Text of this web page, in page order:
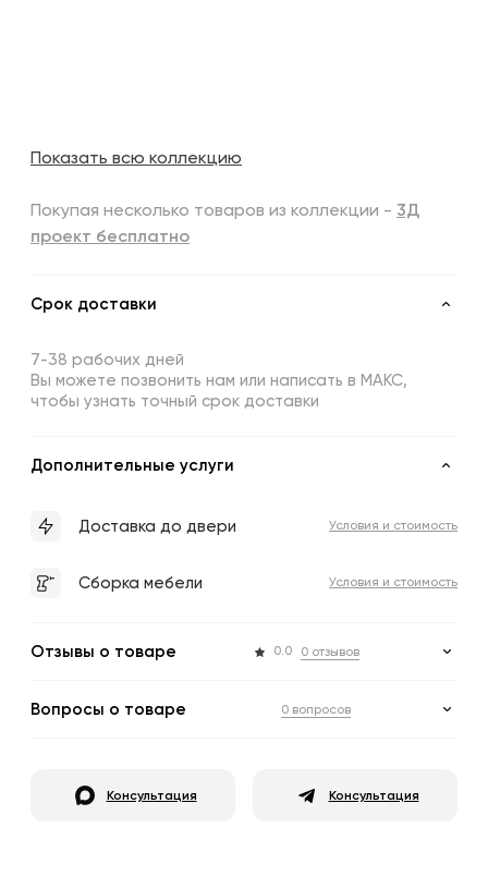
Показать всю коллекцию
Покупая несколько товаров из коллекции - 3Д
проект бесплатно
Срок доставки
7-38 рабочих дней
Вы можете позвонить нам или написать в МАКС,
чтобы узнать точный срок доставки
Дополнительные услуги
Доставка до двери Условия и стоимость
Сборка мебели Условия и стоимость
Отзывы о товаре 0.0 0 отзывов
Вопросы о товаре 0 вопросов
Консультация Консультация